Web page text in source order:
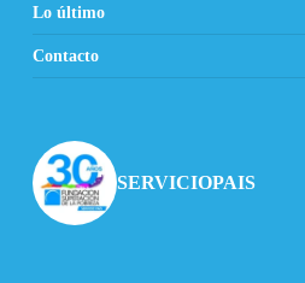
Lo último
Contacto
SERVICIOPAIS